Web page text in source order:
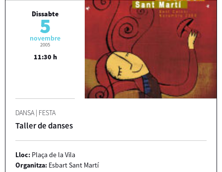
Dissabte
5
novembre
2005
11:30 h
DANSA | FESTA
Taller de danses
Lloc: Plaça de la Vila
Organitza: Esbart Sant Martí